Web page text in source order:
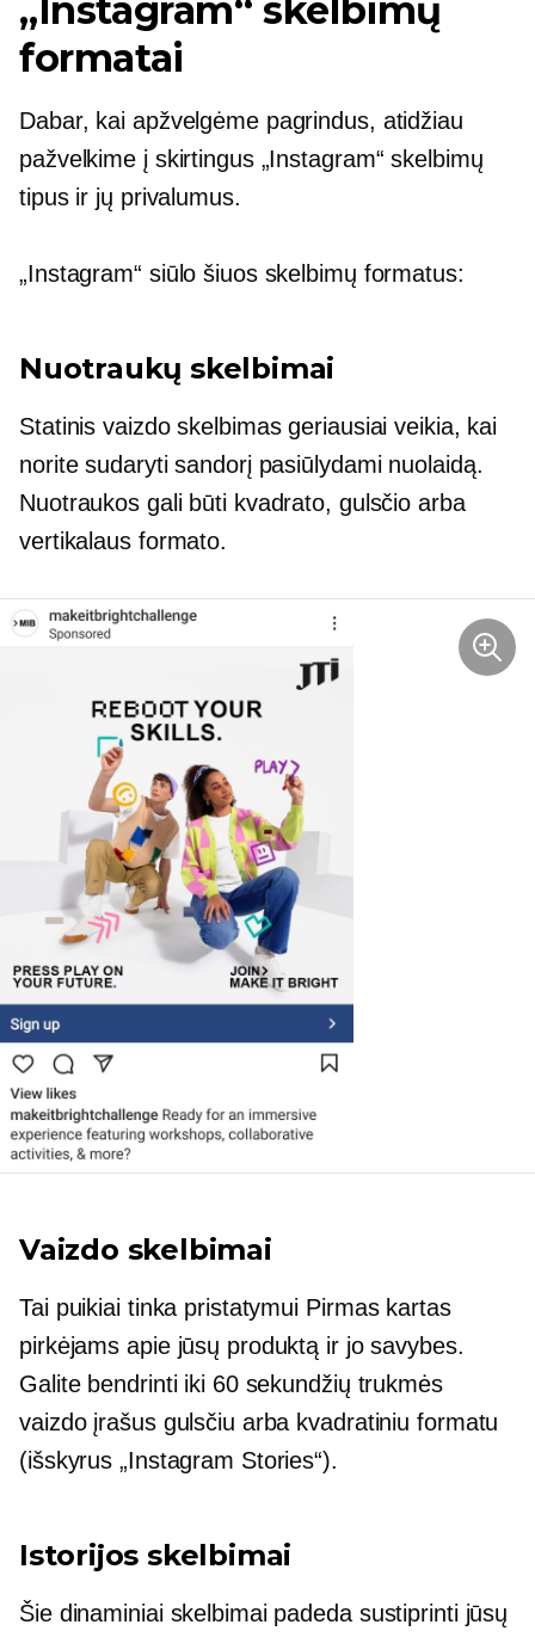
„Instagram“ skelbimų
formatai
Dabar, kai apžvelgėme pagrindus, atidžiau
pažvelkime į skirtingus „Instagram“ skelbimų
tipus ir jų privalumus.
„Instagram“ siūlo šiuos skelbimų formatus:
Nuotraukų skelbimai
Statinis vaizdo skelbimas geriausiai veikia, kai
norite sudaryti sandorį pasiūlydami nuolaidą.
Nuotraukos gali būti kvadrato, gulsčio arba
vertikalaus formato.
Vaizdo skelbimai
Tai puikiai tinka pristatymui Pirmas kartas
pirkėjams apie jūsų produktą ir jo savybes.
Galite bendrinti iki 60 sekundžių trukmės
vaizdo įrašus gulsčiu arba kvadratiniu formatu
(išskyrus „Instagram Stories“).
Istorijos skelbimai
Šie dinaminiai skelbimai padeda sustiprinti jūsų